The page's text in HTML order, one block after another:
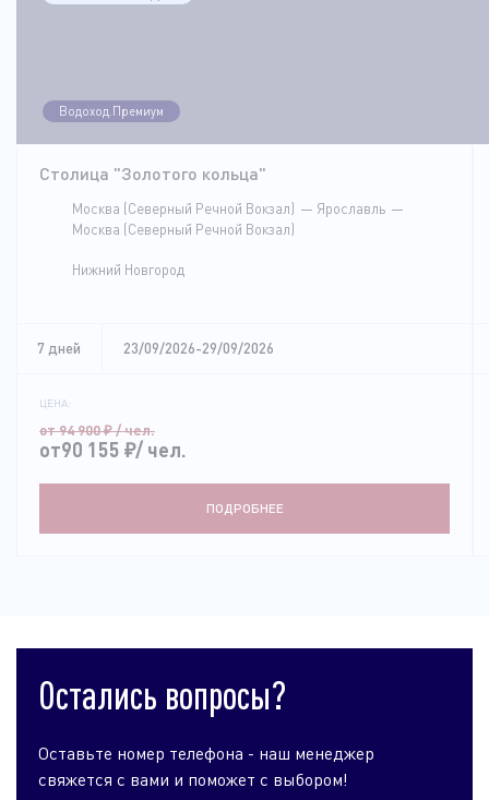
Водоход.Премиум
Столица "Золотого кольца"
Москва (Северный Речной Вокзал)
Ярославль
Москва (Северный Речной Вокзал)
Нижний Новгород
7 дней 23/09/2026-29/09/2026
ЦЕНА:
от 94 900₽/ чел.
от90 155 ₽/ чел.
ПОДРОБНЕЕ
Остались вопросы?
Оставьте номер телефона - наш менеджер
свяжется с вами и поможет с выбором!